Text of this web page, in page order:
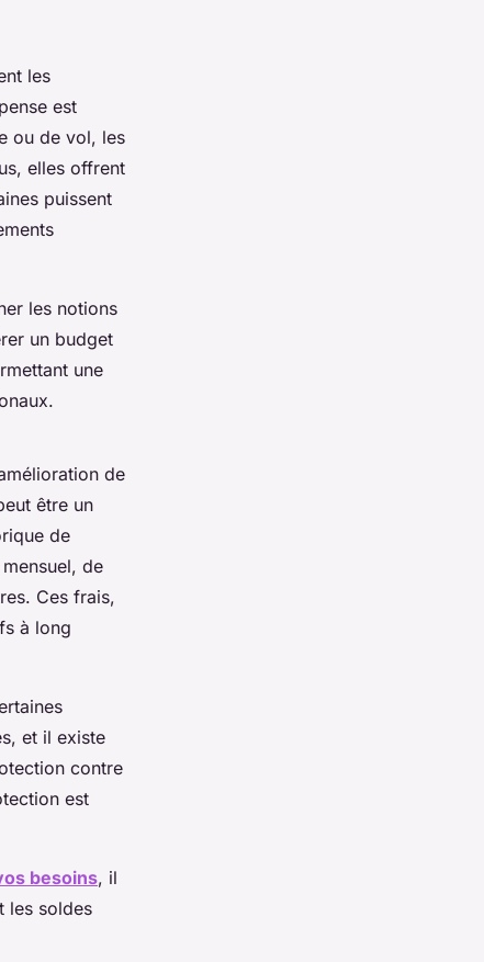
les
est
ou de vol, les
elles offrent
puissent
les notions
un budget
une
de
être un
de
de
Ces frais,
à long
et il existe
contre
est
besoins, il
les soldes